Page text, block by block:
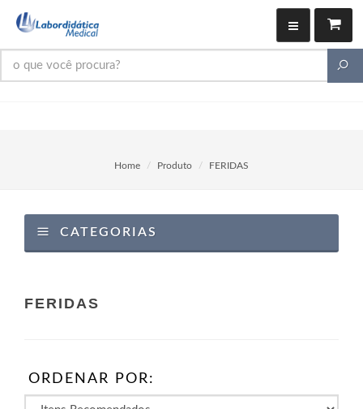
Home Produto FERIDAS
CATEGORIAS
FERIDAS
ORDENAR POR: